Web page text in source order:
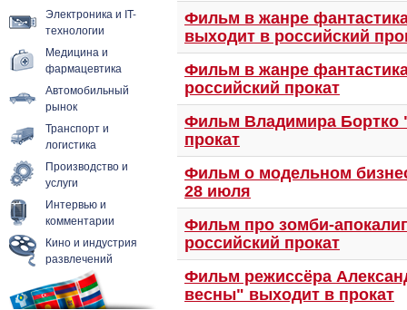
Электроника и IT-
технологии
Медицина и
фармацевтика
Автомобильный
рынок
Транспорт и
логистика
Производство и
услуги
Интервью и
комментарии
Кино и индустрия
развлечений
Фильм в жанре
выходит в российский
Фильм в жанре
российский прокат
Фильм Владимира
прокат
Фильм о модельном
28 июля
Фильм про зомби-
российский прокат
Фильм режиссёра
весны" выходит в прокат